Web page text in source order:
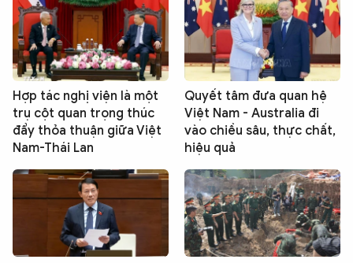
Hợp tác nghị viện là một
trụ cột quan trọng thúc
đẩy thỏa thuận giữa Việt
Nam-Thái Lan
Quyết tâm đưa quan hệ
Việt Nam - Australia đi
vào chiều sâu, thực chất,
hiệu quả